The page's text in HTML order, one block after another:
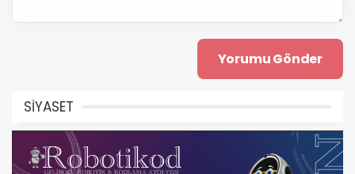
SİYASET